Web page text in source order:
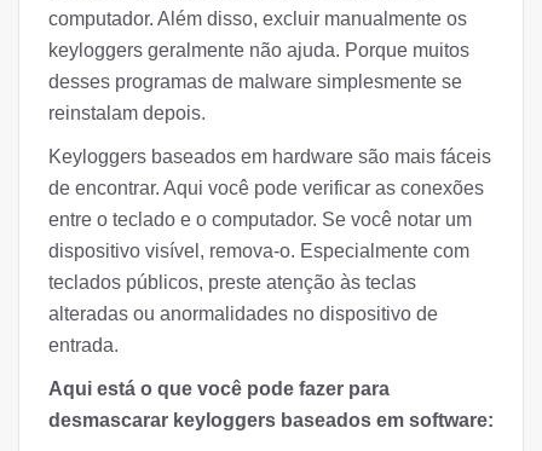
computador. Além disso, excluir manualmente os
keyloggers geralmente não ajuda. Porque muitos
desses programas de malware simplesmente se
reinstalam depois.
Keyloggers baseados em hardware são mais fáceis
de encontrar. Aqui você pode verificar as conexões
entre o teclado e o computador. Se você notar um
dispositivo visível, remova-o. Especialmente com
teclados públicos, preste atenção às teclas
alteradas ou anormalidades no dispositivo de
entrada.
Aqui está o que você pode fazer para
desmascarar keyloggers baseados em software: